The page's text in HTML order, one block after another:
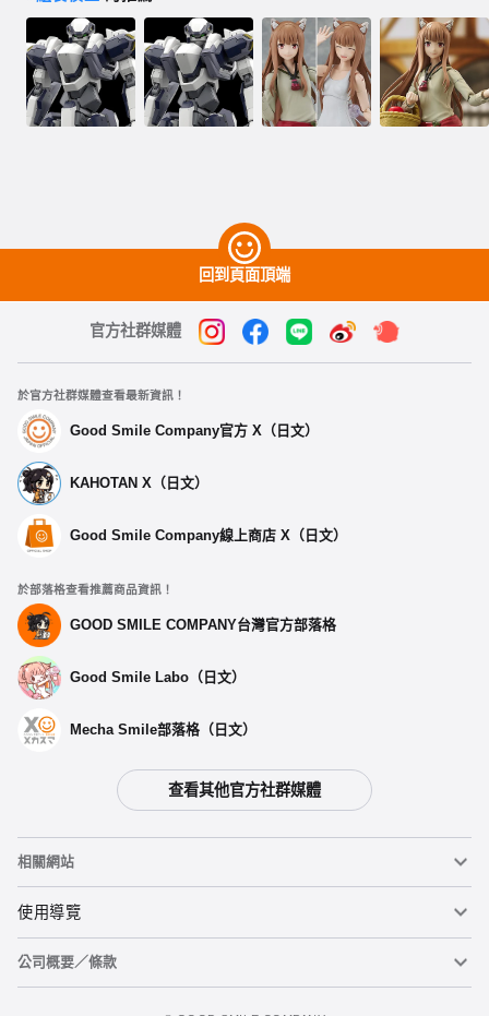
【再販】 PLAMAX 真希波‧真理‧伊拉絲多莉亞斯 - 預定於
2025年02月發售
預購期間：2024年06月27日~至 (JST)2024年09月18日
PLAMAX 真希波‧真理‧伊拉絲多莉亞斯 -預定於 2023年08月
發售
回到頁面頂端
官方社群媒體
於官方社群媒體查看最新資訊！
Good Smile Company官方 X（日文）
KAHOTAN X（日文）
Good Smile Company線上商店 X（日文）
於部落格查看推薦商品資訊！
GOOD SMILE COMPANY台灣官方部落格
Good Smile Labo（日文）
Mecha Smile部落格（日文）
查看其他官方社群媒體
相關網站
黏土人
黏土人臉部製造機（英文）
使用導覽
重要公告
公司概要／條款